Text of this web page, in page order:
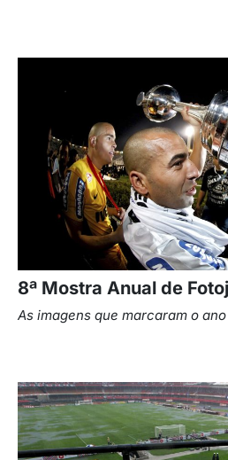
8ª Mostra Anual de
As imagens que marcaram o ano